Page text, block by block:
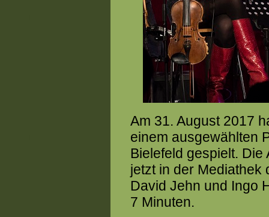
Am 31. August 2017
einem ausgewählten
Bielefeld gespielt.
jetzt in der Mediathek
David Jehn und Ingo
7 Minuten.